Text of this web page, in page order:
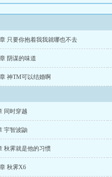
只要你抱着我我就哪也不去
阴谋的味道
神TM可以结婚啊
同时穿越
宇智波鼬
秋霁就是他的习惯
秋霁X6